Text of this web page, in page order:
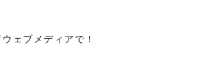
ェブメディアで！